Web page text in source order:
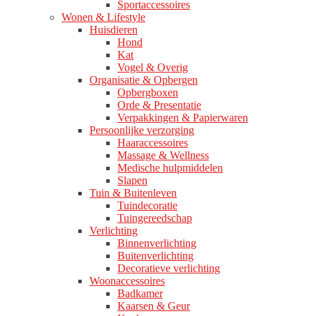
Sportaccessoires
Wonen & Lifestyle
Huisdieren
Hond
Kat
Vogel & Overig
Organisatie & Opbergen
Opbergboxen
Orde & Presentatie
Verpakkingen & Papierwaren
Persoonlijke verzorging
Haaraccessoires
Massage & Wellness
Medische hulpmiddelen
Slapen
Tuin & Buitenleven
Tuindecoratie
Tuingereedschap
Verlichting
Binnenverlichting
Buitenverlichting
Decoratieve verlichting
Woonaccessoires
Badkamer
Kaarsen & Geur